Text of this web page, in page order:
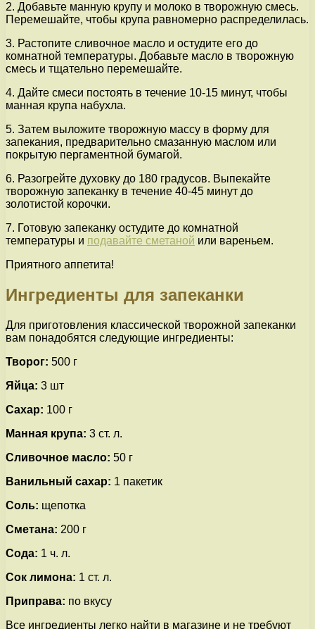
2. Добавьте манную крупу и молоко в творожную смесь.
Перемешайте, чтобы крупа равномерно распределилась.
3. Растопите сливочное масло и остудите его до
комнатной температуры. Добавьте масло в творожную
смесь и тщательно перемешайте.
4. Дайте смеси постоять в течение 10-15 минут, чтобы
манная крупа набухла.
5. Затем выложите творожную массу в форму для
запекания, предварительно смазанную маслом или
покрытую пергаментной бумагой.
6. Разогрейте духовку до 180 градусов. Выпекайте
творожную запеканку в течение 40-45 минут до
золотистой корочки.
7. Готовую запеканку остудите до комнатной
температуры и подавайте сметаной или вареньем.
Приятного аппетита!
Ингредиенты для запеканки
Для приготовления классической творожной запеканки
вам понадобятся следующие ингредиенты:
Творог: 500 г
Яйца: 3 шт
Сахар: 100 г
Манная крупа: 3 ст. л.
Сливочное масло: 50 г
Ванильный сахар: 1 пакетик
Соль: щепотка
Сметана: 200 г
Сода: 1 ч. л.
Сок лимона: 1 ст. л.
Приправа: по вкусу
Все ингредиенты легко найти в магазине и не требуют